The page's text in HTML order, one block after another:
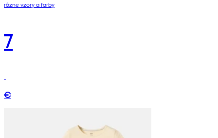
rôzne vzory a farby
7
€